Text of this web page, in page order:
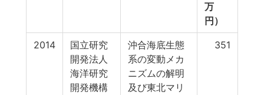
万
円）
2014
国立研究
開発法人
海洋研究
開発機構
沖合海底生態
系の変動メカ
ニズムの解明
及び東北マリ
351